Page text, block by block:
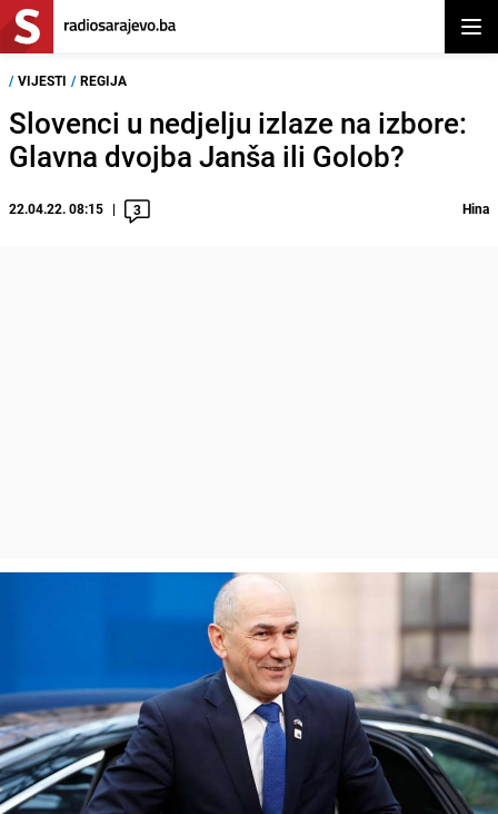
/ VIJESTI / REGIJA
Slovenci u nedjelju izlaze na izbore:
Glavna dvojba Janša ili Golob?
22.04.22. 08:15 3 Hina